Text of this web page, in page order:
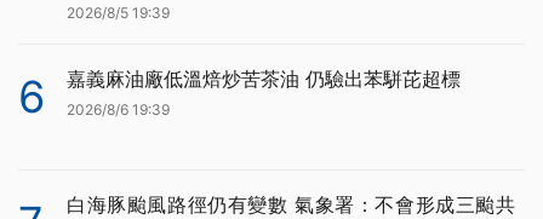
2026/8/5 19:39
6 嘉義麻油廠低溫焙炒苦茶油 仍驗出苯駢芘超標
2026/8/6 19:39
白海豚颱風路徑仍有變數 氣象署：不會形成三颱共